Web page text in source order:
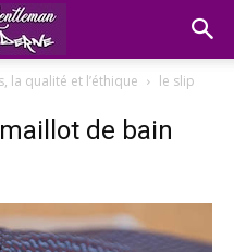
la qualité et l’éthique
le slip
de bain